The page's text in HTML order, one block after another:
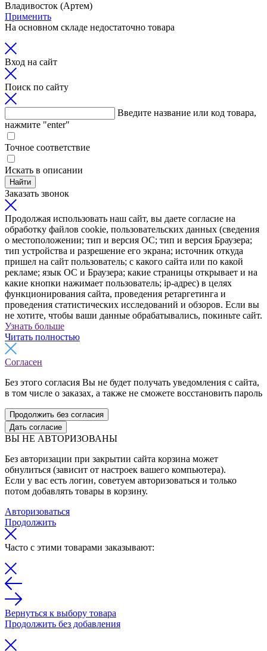
Владивосток (Артем)
Применить
На основном складе недостаточно товара
Вход на сайт
Поиск по сайту
Введите название или код товара,
нажмите "enter"
Точное соответствие
Искать в описании
Найти
Заказать звонок
Продолжая использовать наш сайт, вы даете согласие на
обработку файлов cookie, пользовательских данных (сведения
о местоположении; тип и версия ОС; тип и версия Браузера;
тип устройства и разрешение его экрана; источник откуда
пришел на сайт пользователь; с какого сайта или по какой
рекламе; язык ОС и Браузера; какие страницы открывает и на
какие кнопки нажимает пользователь; ip-адрес) в целях
функционирования сайта, проведения ретаргетинга и
проведения статистических исследований и обзоров. Если вы
не хотите, чтобы ваши данные обрабатывались, покиньте сайт.
Узнать больше
Читать полностью
Согласен
Без этого согласия Вы не будет получать уведомления с сайта,
в том числе о заказах, а также не сможете восстановить пароль
Продолжить без согласия
Дать согласие
ВЫ НЕ АВТОРИЗОВАНЫ
Без авторизации при закрытии сайта корзина может
обнулиться (зависит от настроек вашего компьютера).
Если у вас есть логин, советуем авторизоваться и только
потом добавлять товары в корзину.
Авторизоваться
Продолжить
Часто с этими товарами заказывают:
Вернуться к выбору товара
Продолжить без добавления